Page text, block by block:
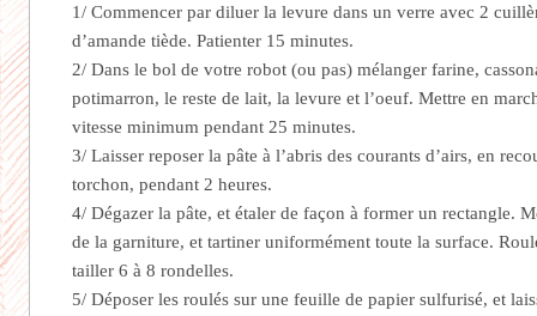
1/ Commencer par diluer la levure dans un verre avec 2
d’amande tiède. Patienter 15 minutes.
2/ Dans le bol de votre robot (ou pas) mélanger farine,
potimarron, le reste de lait, la levure et l’oeuf. Mettre en
vitesse minimum pendant 25 minutes.
3/ Laisser reposer la pâte à l’abris des courants d’airs, en
torchon, pendant 2 heures.
4/ Dégazer la pâte, et étaler de façon à former un rectangle.
de la garniture, et tartiner uniformément toute la surface.
tailler 6 à 8 rondelles.
5/ Déposer les roulés sur une feuille de papier sulfurisé, et